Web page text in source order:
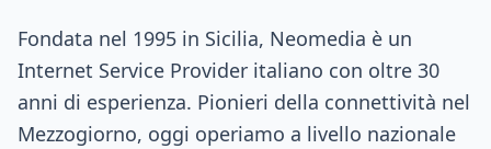
Fondata nel 1995 in Sicilia, Neomedia è un
Internet Service Provider italiano con oltre 30
anni di esperienza. Pionieri della connettività nel
Mezzogiorno, oggi operiamo a livello nazionale